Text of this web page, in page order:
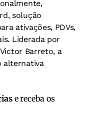
solução
ativações, PDVs,
Liderada por
Barreto, a
alternativa
e receba os